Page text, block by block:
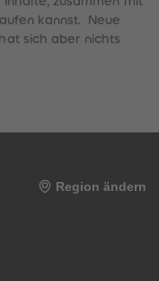
kannst. Neue
sich aber nichts
Region ändern
Footer